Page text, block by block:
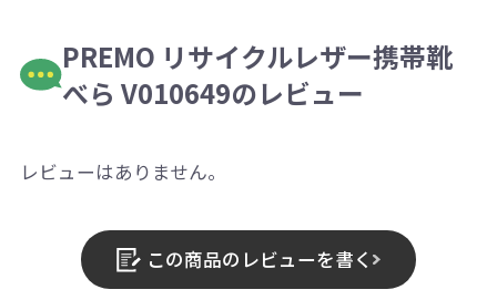
PREMO リサイクルレザー携帯靴
べら V010649のレビュー
レビューはありません。
この商品のレビューを書く